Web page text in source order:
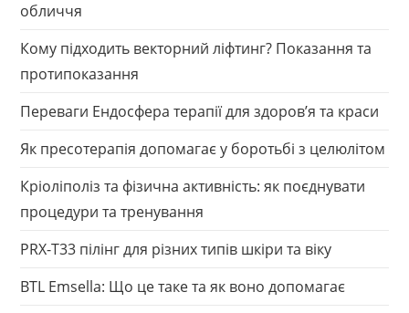
обличчя
Кому підходить векторний ліфтинг? Показання та
протипоказання
Переваги Ендосфера терапії для здоров’я та краси
Як пресотерапія допомагає у боротьбі з целюлітом
Кріоліполіз та фізична активність: як поєднувати
процедури та тренування
PRX-T33 пілінг для різних типів шкіри та віку
BTL Emsella: Що це таке та як воно допомагає